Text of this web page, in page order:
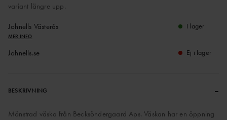
variant längre upp.
Johnells Västerås
MER INFO
I lager
Johnells.se Ej i lager
BESKRIVNING –
Mönstrad väska från Becksöndergaard Aps. Väskan har en öppning